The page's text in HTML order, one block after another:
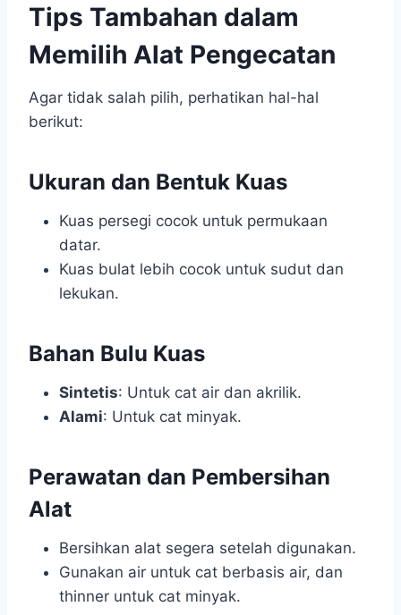
Tips Tambahan dalam
Memilih Alat Pengecatan
Agar tidak salah pilih, perhatikan hal-hal
berikut:
Ukuran dan Bentuk Kuas
Kuas persegi cocok untuk permukaan
datar.
Kuas bulat lebih cocok untuk sudut dan
lekukan.
Bahan Bulu Kuas
Sintetis: Untuk cat air dan akrilik.
Alami: Untuk cat minyak.
Perawatan dan Pembersihan
Alat
Bersihkan alat segera setelah digunakan.
Gunakan air untuk cat berbasis air, dan
thinner untuk cat minyak.